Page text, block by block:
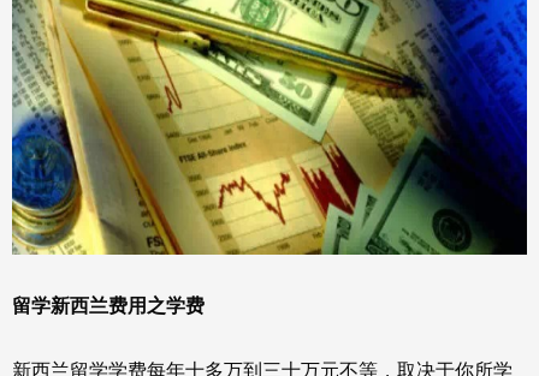
留学新西兰费用之学费
新西兰留学学费每年十多万到三十万元不等，取决于你所学